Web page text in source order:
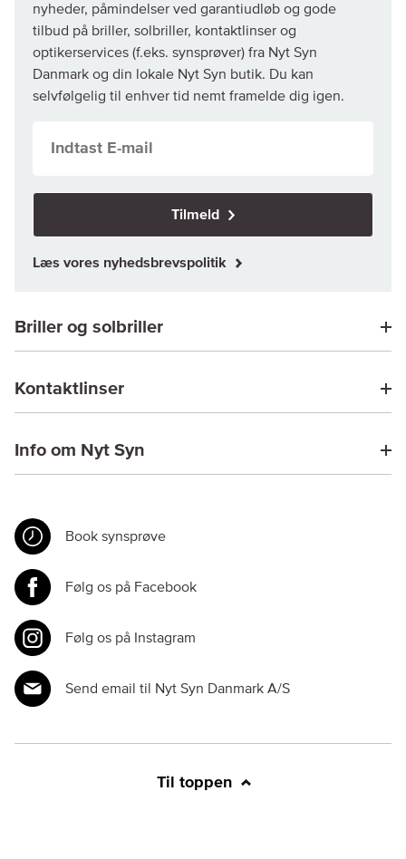
nyheder, påmindelser ved garantiudløb og gode
tilbud på briller, solbriller, kontaktlinser og
optikerservices (f.eks. synsprøver) fra Nyt Syn
Danmark og din lokale Nyt Syn butik. Du kan
selvfølgelig til enhver tid nemt framelde dig igen.
Tilmeld
Læs vores nyhedsbrevspolitik
Briller og solbriller
Kontaktlinser
Info om Nyt Syn
Book synsprøve
Følg os på Facebook
Følg os på Instagram
Send email til Nyt Syn Danmark A/S
Til toppen